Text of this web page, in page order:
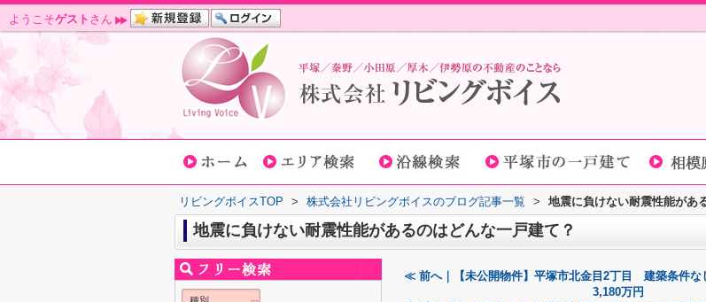
ようこそゲスト さん
リビングボイスTOP > 株式会社リビングボイスのブログ記事一覧 > 地震に負けない耐震性能があ
地震に負けない耐震性能があるのはどんな一戸建て？
≪ 前へ｜【未公開物件】平塚市北金目2丁目 建築条件
3,180万円